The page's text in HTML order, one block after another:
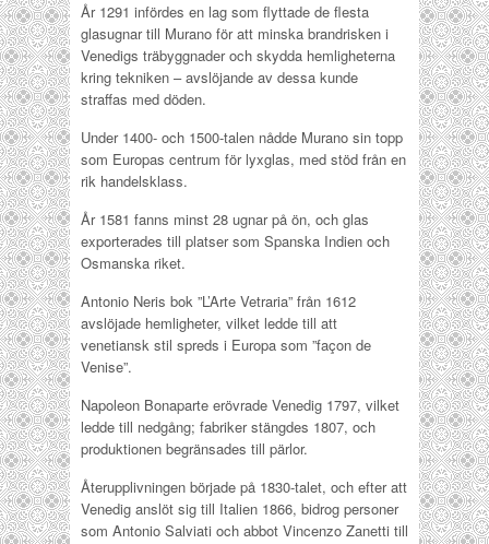
År 1291 infördes en lag som flyttade de flesta
glasugnar till Murano för att minska brandrisken i
Venedigs träbyggnader och skydda hemligheterna
kring tekniken – avslöjande av dessa kunde
straffas med döden.
Under 1400- och 1500-talen nådde Murano sin topp
som Europas centrum för lyxglas, med stöd från en
rik handelsklass.
År 1581 fanns minst 28 ugnar på ön, och glas
exporterades till platser som Spanska Indien och
Osmanska riket.
Antonio Neris bok ”L’Arte Vetraria” från 1612
avslöjade hemligheter, vilket ledde till att
venetiansk stil spreds i Europa som ”façon de
Venise”.
Napoleon Bonaparte erövrade Venedig 1797, vilket
ledde till nedgång; fabriker stängdes 1807, och
produktionen begränsades till pärlor.
Återupplivningen började på 1830-talet, och efter att
Venedig anslöt sig till Italien 1866, bidrog personer
som Antonio Salviati och abbot Vincenzo Zanetti till